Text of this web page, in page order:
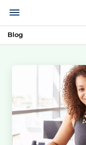
Blog